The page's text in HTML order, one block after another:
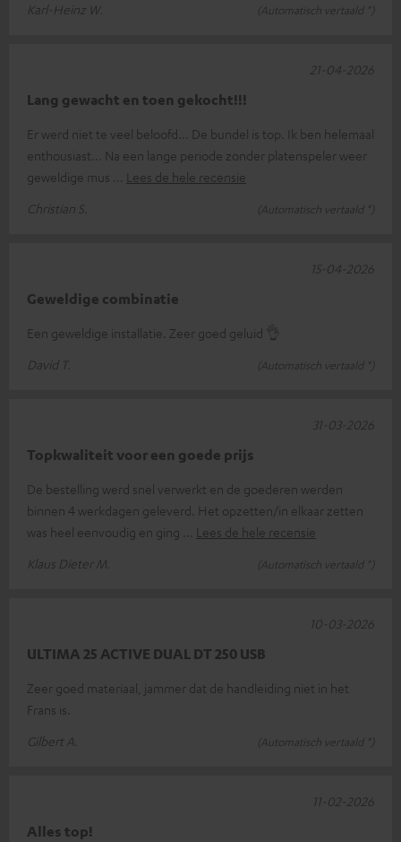
Karl-Heinz W.
(Automatisch vertaald *)
Lang gewacht en toen gekocht!!!
Er werd niet te veel beloofd... De bundel is top. Ik ben helemaal
enthousiast... Na een lange periode zonder platenspeler weer
geweldige mus
Lees de hele recensie
Christian S.
(Automatisch vertaald *)
21-04-2026
Geweldige combinatie
Een geweldige installatie. Zeer goed geluid 👌
David T.
(Automatisch vertaald *)
15-04-2026
Topkwaliteit voor een goede prijs
De bestelling werd snel verwerkt en de goederen werden
binnen 4 werkdagen geleverd. Het opzetten/in elkaar zetten
was heel eenvoudig en ging
Lees de hele recensie
Klaus Dieter M.
(Automatisch vertaald *)
31-03-2026
ULTIMA 25 ACTIVE DUAL DT 250 USB
Zeer goed materiaal, jammer dat de handleiding niet in het
Frans is.
Gilbert A.
(Automatisch vertaald *)
10-03-2026
Alles top!
11-02-2026